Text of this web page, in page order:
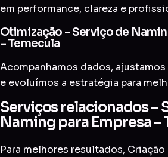
em performance, clareza e
Otimização – Serviço de
– Temecula
Acompanhamos dados,
e evoluímos a estratégia para
Serviços relacionados –
Naming para Empresa –
Para melhores resultados,